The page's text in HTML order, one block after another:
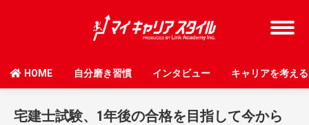
HOME 自分磨き習慣 インタビュー キャリアを考える
宅建士試験、1年後の合格を目指して今から